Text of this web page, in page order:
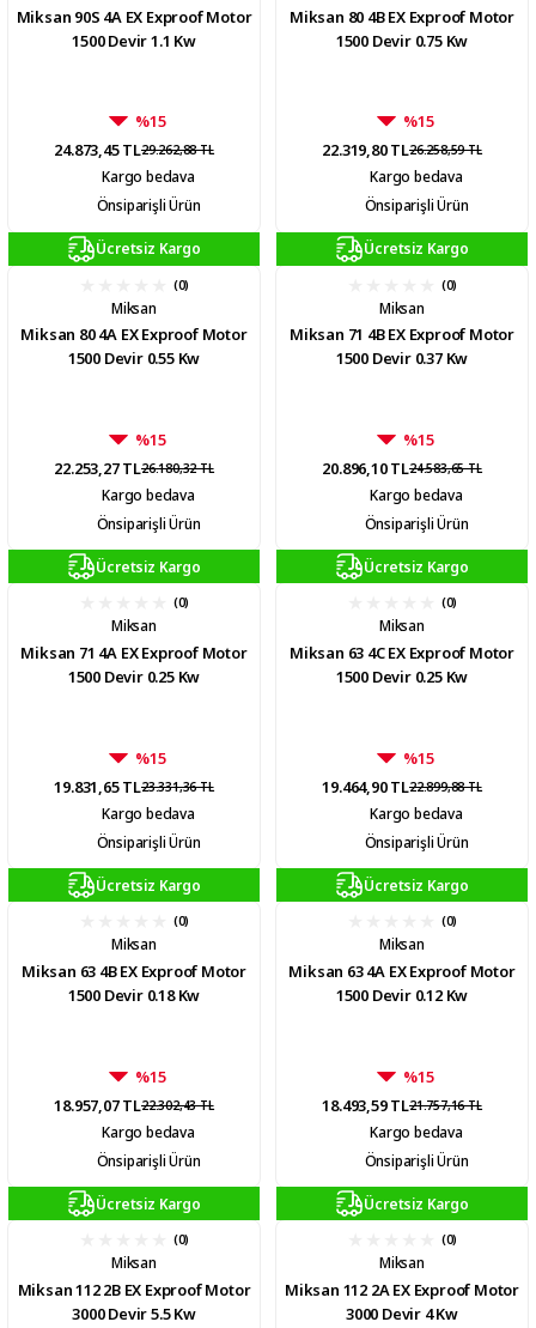
Miksan 90S 4A EX Exproof Motor
1500 Devir 1.1 Kw
%15
24.873,45 TL29.262,88 TL
Kargo bedava
Önsiparişli Ürün
Miksan 80 4B EX Exproof Motor
1500 Devir 0.75 Kw
%15
22.319,80 TL26.258,59 TL
Kargo bedava
Önsiparişli Ürün
Ücretsiz Kargo
(0)
Miksan
Miksan 80 4A EX Exproof Motor
1500 Devir 0.55 Kw
%15
22.253,27 TL26.180,32 TL
Kargo bedava
Önsiparişli Ürün
Ücretsiz Kargo
(0)
Miksan
Miksan 71 4B EX Exproof Motor
1500 Devir 0.37 Kw
%15
20.896,10 TL24.583,65 TL
Kargo bedava
Önsiparişli Ürün
Ücretsiz Kargo
(0)
Miksan
Miksan 71 4A EX Exproof Motor
1500 Devir 0.25 Kw
%15
19.831,65 TL23.331,36 TL
Kargo bedava
Önsiparişli Ürün
Ücretsiz Kargo
(0)
Miksan
Miksan 63 4C EX Exproof Motor
1500 Devir 0.25 Kw
%15
19.464,90 TL22.899,88 TL
Kargo bedava
Önsiparişli Ürün
Ücretsiz Kargo
(0)
Miksan
Miksan 63 4B EX Exproof Motor
1500 Devir 0.18 Kw
%15
18.957,07 TL22.302,43 TL
Kargo bedava
Önsiparişli Ürün
Ücretsiz Kargo
(0)
Miksan
Miksan 63 4A EX Exproof Motor
1500 Devir 0.12 Kw
%15
18.493,59 TL21.757,16 TL
Kargo bedava
Önsiparişli Ürün
Ücretsiz Kargo
(0)
Miksan
Miksan 112 2B EX Exproof Motor
3000 Devir 5.5 Kw
Ücretsiz Kargo
(0)
Miksan
Miksan 112 2A EX Exproof Motor
3000 Devir 4 Kw